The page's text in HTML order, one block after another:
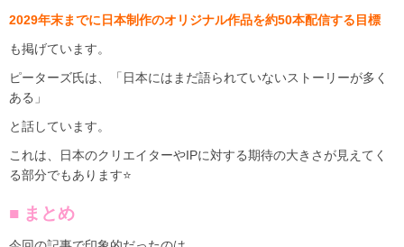
2029年末までに日本制作のオリジナル作品を約50本配信する目標
も掲げています。
ピーターズ氏は、「日本にはまだ語られていないストーリーが多く
ある」
と話しています。
これは、日本のクリエイターやIPに対する期待の大きさが見えてく
る部分でもあります⭐️
■ まとめ